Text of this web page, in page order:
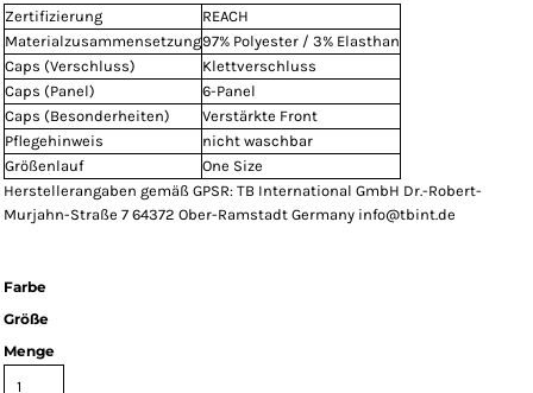
Zertifizierung
REACH
Materialzusammensetzung97% Polyester / 3% Elasthan
Caps (Verschluss)
Klettverschluss
Caps (Panel)
6-Panel
Caps (Besonderheiten)
Verstärkte Front
Pflegehinweis
nicht waschbar
Größenlauf
One Size
Herstellerangaben gemäß GPSR: TB International GmbH Dr.-Robert-
Murjahn-Straße 7 64372 Ober-Ramstadt Germany info@tbint.de
Farbe
Größe
Menge